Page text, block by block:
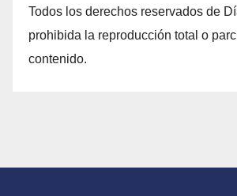
Todos los derechos reservados de
prohibida la reproducción total o
contenido.